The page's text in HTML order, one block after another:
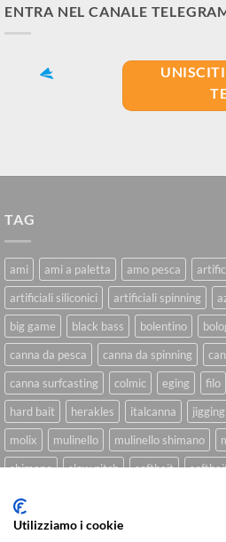
ENTRA NEL CANALE
TAG
ami ami a paletta amo pesca
artificiali siliconici
artificiali spinning
big game
black bass bolentino
canna da pesca
canna da spinning
canna surfcasting
colmic eging filo
hard bait
herakles italcanna jigging
molix
mulinello mulinello shimano
shimano
slow pitch softbait
spinning inshore
Utilizziamo i cookie